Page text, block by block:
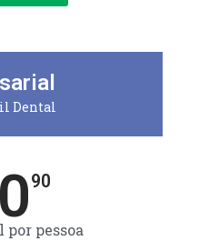
Dental
90
por pessoa